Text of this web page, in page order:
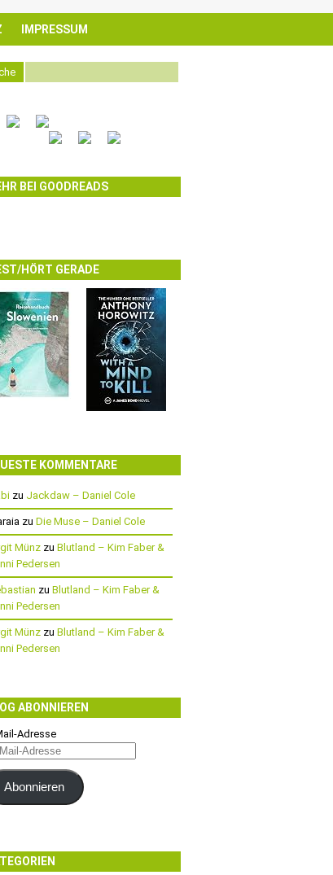
IMPRESSUM
BEI GOODREADS
HÖRT GERADE
KOMMENTARE
zu Jackdaw – Daniel Cole
zu Die Muse – Daniel Cole
Münz zu Blutland – Kim Faber &
Pedersen
zu Blutland – Kim Faber &
Pedersen
Münz zu Blutland – Kim Faber &
Pedersen
ABONNIEREN
Adresse
Abonnieren